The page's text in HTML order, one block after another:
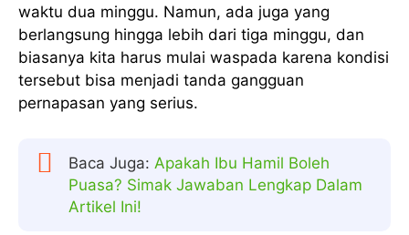
waktu dua minggu. Namun, ada juga yang
berlangsung hingga lebih dari tiga minggu, dan
biasanya kita harus mulai waspada karena kondisi
tersebut bisa menjadi tanda gangguan
pernapasan yang serius.
Baca Juga: Apakah Ibu Hamil Boleh
Puasa? Simak Jawaban Lengkap Dalam
Artikel Ini!